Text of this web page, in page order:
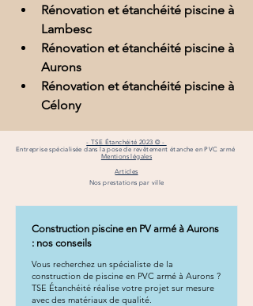
Rénovation et étanchéité piscine à
Lambesc
Rénovation et étanchéité piscine à
Aurons
Rénovation et étanchéité piscine à
Célony
- TSE Étanchéité 2023 © -
Entreprise spécialisée dans la pose de revêtement étanche en PVC armé
Mentions légales
Articles
Nos prestations par ville
Construction piscine en PV armé à Aurons
: nos conseils
Vous recherchez un spécialiste de la
construction de piscine en PVC armé à Aurons ?
TSE Étanchéité réalise votre projet sur mesure
avec des matériaux de qualité.